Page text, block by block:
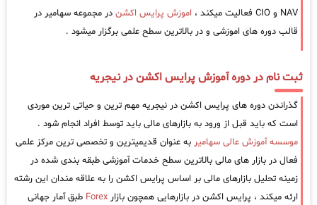
NAV و CIO فعالیت میکند ،
اموزش پرایس اکشن در مجموعه سهامیر در
قالب دوره های اموزشی و در بالاترین سطح علمی برگزار میشود .
ثبت نام در دوره آموزش پرایس اکشن در نیجریه
گذراندن دوره های پرایس اکشن در نیجریه مهم ترین و حیاتی ترین موردی
است که باید قبل از ورود به بازارهای مالی باید توسط افراد انجام شود .
موسسه آموزش عالی سهامیر به عنوان قدیمیترین و تخصصی ترین مرکز علمی
فعال در بازار های مالی بالاترین سطح خدمات آموزشی طبقه بندی شده در
زمینه تحلیل بازارهای مالی بر اساس پرایس اکشن را به علاقه مندان این رشته
ارئه میکند ، پرایس اکشن در بازارهایی همچون بازار Forex طبق آمار جهانی